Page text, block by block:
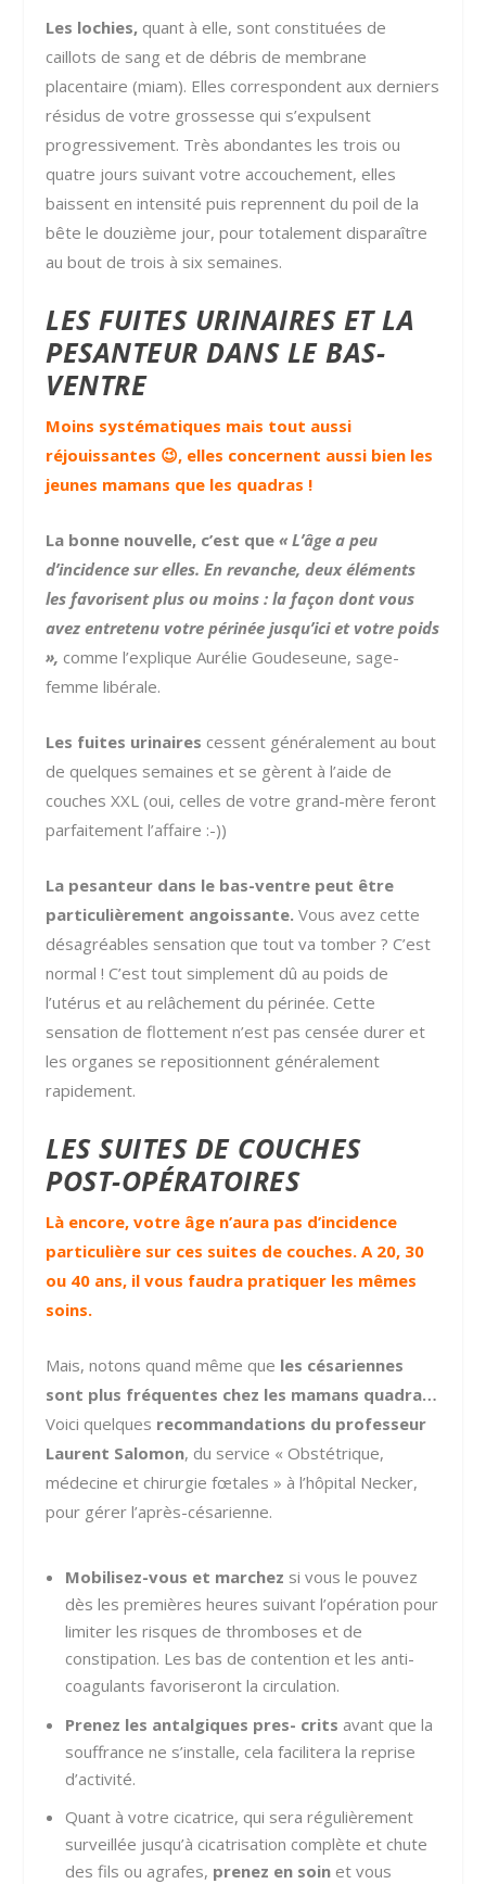
Les lochies, quant à elle, sont constituées de
caillots de sang et de débris de membrane
placentaire (miam). Elles correspondent aux derniers
résidus de votre grossesse qui s’expulsent
progressivement. Très abondantes les trois ou
quatre jours suivant votre accouchement, elles
baissent en intensité puis reprennent du poil de la
bête le douzième jour, pour totalement disparaître
au bout de trois à six semaines.
LES FUITES URINAIRES ET LA
PESANTEUR DANS LE BAS-
VENTRE
Moins systématiques mais tout aussi
réjouissantes 😉, elles concernent aussi bien les
jeunes mamans que les quadras !
La bonne nouvelle, c’est que « L’âge a peu
d’incidence sur elles. En revanche, deux éléments
les favorisent plus ou moins : la façon dont vous
avez entretenu votre périnée jusqu’ici et votre poids
», comme l’explique Aurélie Goudeseune, sage-
femme libérale.
Les fuites urinaires cessent généralement au bout
de quelques semaines et se gèrent à l’aide de
couches XXL (oui, celles de votre grand-mère feront
parfaitement l’affaire :-))
La pesanteur dans le bas-ventre peut être
particulièrement angoissante.Vous avez cette
désagréables sensation que tout va tomber ? C’est
normal ! C’est tout simplement dû au poids de
l’utérus et au relâchement du périnée. Cette
sensation de flottement n’est pas censée durer et
les organes se repositionnent généralement
rapidement.
LES SUITES DE COUCHES
POST-OPÉRATOIRES
Là encore, votre âge n’aura pas d’incidence
particulière sur ces suites de couches. A 20, 30
ou 40 ans, il vous faudra pratiquer les mêmes
soins.
Mais, notons quand même que les césariennes
sont plus fréquentes chez les mamans quadra…
Voici quelques recommandations du professeur
Laurent Salomon, du service « Obstétrique,
médecine et chirurgie fœtales » à l’hôpital Necker,
pour gérer l’après-césarienne.
Mobilisez-vous et marchez si vous le pouvez
dès les premières heures suivant l’opération pour
limiter les risques de thromboses et de
constipation. Les bas de contention et les anti-
coagulants favoriseront la circulation.
Prenez les antalgiques pres- crits avant que la
souffrance ne s’installe, cela facilitera la reprise
d’activité.
Quant à votre cicatrice, qui sera régulièrement
surveillée jusqu’à cicatrisation complète et chute
des fils ou agrafes, prenez en soin et vous